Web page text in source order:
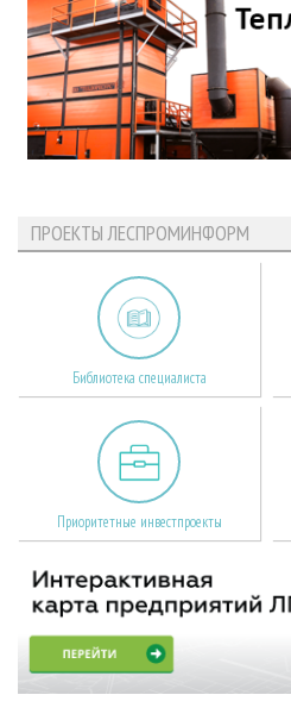
ПРОЕКТЫ ЛЕСПРОМИНФОРМ
Библиотека специалиста
Приоритетные инвестпроекты